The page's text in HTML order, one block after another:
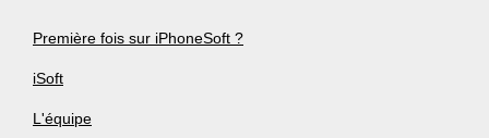
Première fois sur iPhoneSoft ?
iSoft
L'équipe